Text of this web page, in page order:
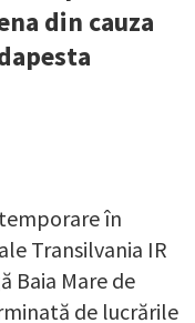
din cauza
în
Transilvania IR
Baia Mare de
de lucrările